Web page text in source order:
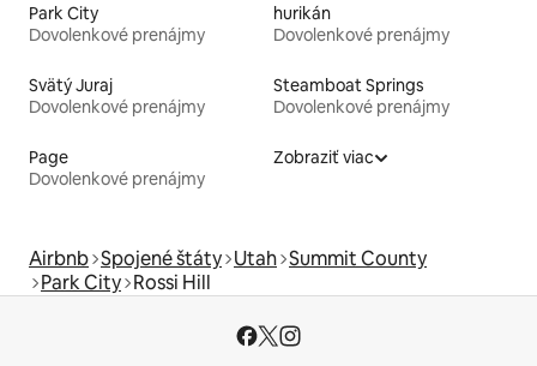
Park City
Dovolenkové prenájmy
hurikán
Dovolenkové prenájmy
Svätý Juraj
Dovolenkové prenájmy
Steamboat Springs
Dovolenkové prenájmy
Page
Dovolenkové prenájmy
Zobraziť viac
Airbnb Spojené štáty Utah Summit County
Park City Rossi Hill